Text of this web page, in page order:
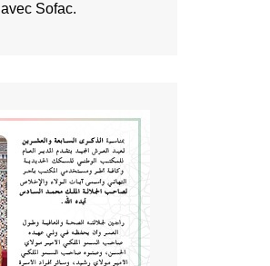
avec Sofac.